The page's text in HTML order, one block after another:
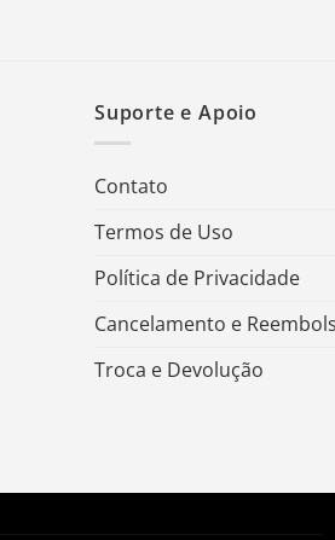
Suporte e Apoio
Contato
Termos de Uso
Política de Privacidade
Cancelamento e
Troca e Devolução